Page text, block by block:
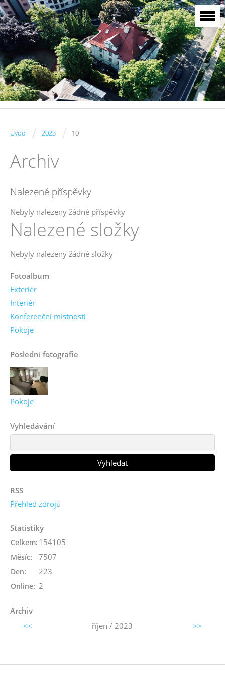
Úvod / 2023 / 10
Archiv
Nalezené příspěvky
Nebyly nalezeny žádné příspěvky
Nalezené složky
Nebyly nalezeny žádné složky
Fotoalbum
Exteriér
Interiér
Konferenční místnosti
Pokoje
Poslední fotografie
Pokoje
Vyhledávání
RSS
Přehled zdrojů
Statistiky
Online: 2
Celkem: 154105
Měsíc: 7507
Den: 223
Archiv
<<
říjen / 2023 >>